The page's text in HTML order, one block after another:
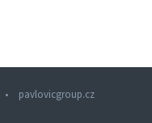
pavlovicgroup.cz